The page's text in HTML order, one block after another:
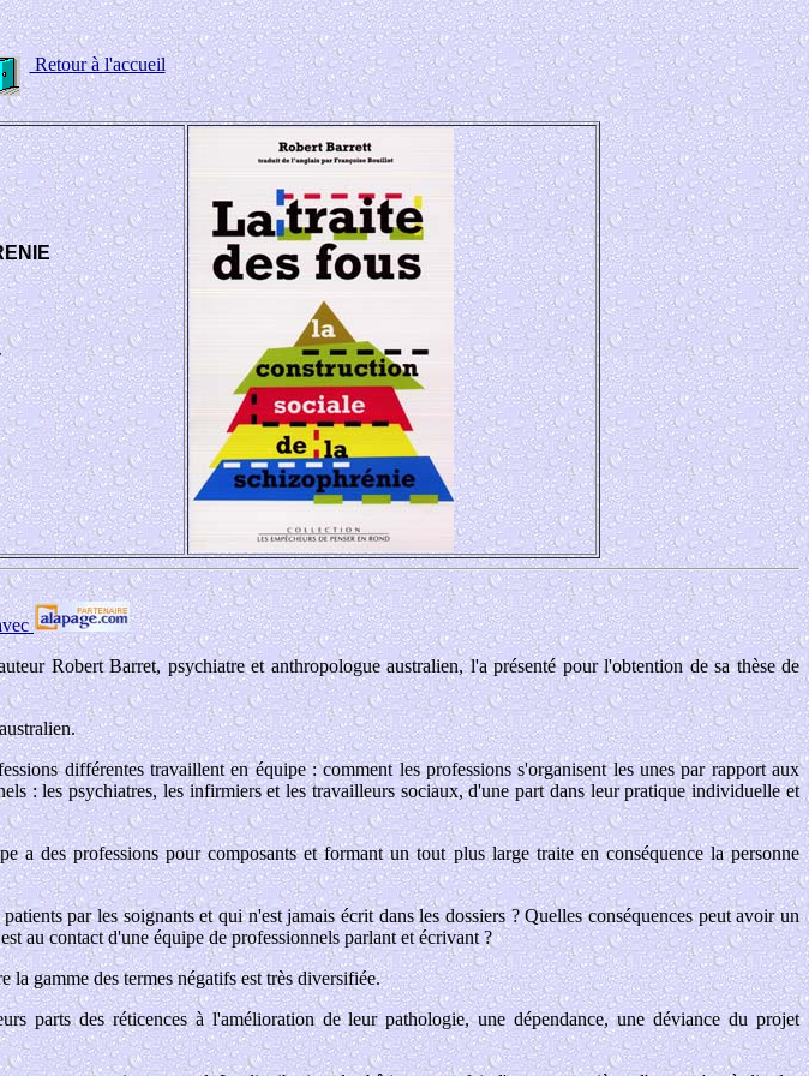
Retour à l'accueil
Robert Barret, psychiatre et anthropologue australien, l'a présenté pour l'obtention de sa thèse de
différentes travaillent en équipe : comment les professions s'organisent les unes par rapport aux
: les psychiatres, les infirmiers et les travailleurs sociaux, d'une part dans leur pratique individuelle et
a des professions pour composants et formant un tout plus large traite en conséquence la personne
par les soignants et qui n'est jamais écrit dans les dossiers ? Quelles conséquences peut avoir un
au contact d'une équipe de professionnels parlant et écrivant ?
la gamme des termes négatifs est très diversifiée.
parts des réticences à l'amélioration de leur pathologie, une dépendance, une déviance du projet